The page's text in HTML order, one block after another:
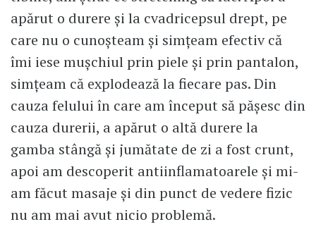
apărut o durere și la cvadricepsul drept, pe
care nu o cunoșteam și simțeam efectiv că
îmi iese mușchiul prin piele și prin pantalon,
simțeam că explodează la fiecare pas. Din
cauza felului în care am început să pășesc din
cauza durerii, a apărut o altă durere la
gamba stângă și jumătate de zi a fost crunt,
apoi am descoperit antiinflamatoarele și mi-
am făcut masaje și din punct de vedere fizic
nu am mai avut nicio problemă.